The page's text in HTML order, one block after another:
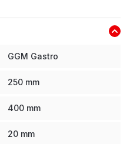
GGM Gastro
250 mm
400 mm
20 mm